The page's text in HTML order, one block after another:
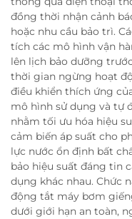
đồng thời nhận cảnh
hoặc nhu cầu bảo trì.
tích các mô hình vận
lên lịch bảo dưỡng
thời gian ngừng hoạt
điều khiển thích ứng
mô hình sử dụng và tự
nhằm tối ưu hóa hiệu
cảm biến áp suất cho
lực nước ổn định bất
bảo hiệu suất đáng tin
dụng khác nhau. Chức
động tắt máy bơm
dưới giới hạn an toàn,